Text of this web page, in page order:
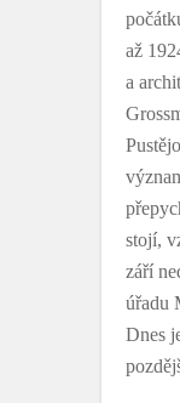
až
a
stojí,
září
úřadu
Dnes